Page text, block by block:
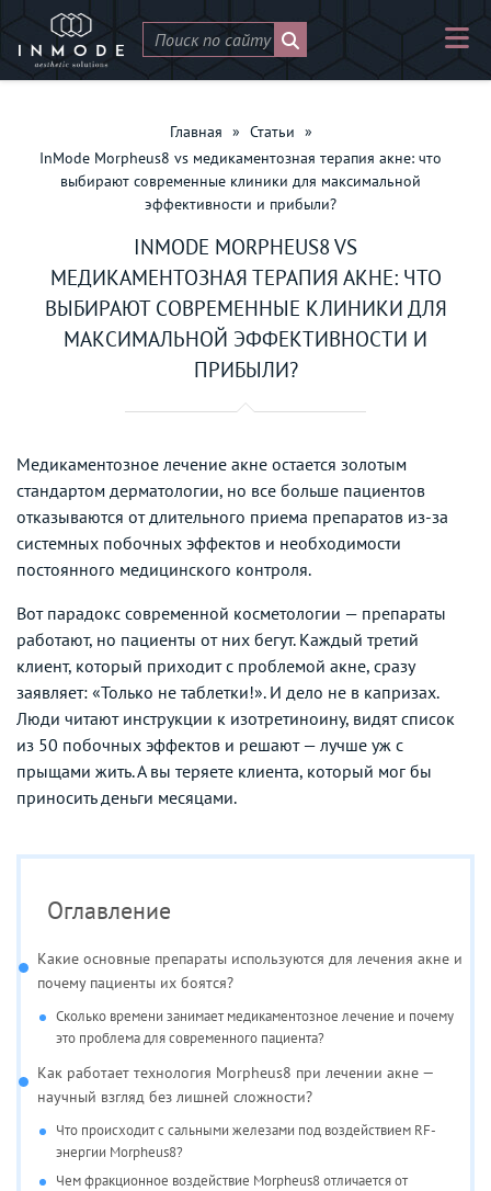
Главная » Статьи »
InMode Morpheus8 vs медикаментозная терапия акне: что
выбирают современные клиники для максимальной
эффективности и прибыли?
INMODE MORPHEUS8 VS
МЕДИКАМЕНТОЗНАЯ ТЕРАПИЯ АКНЕ: ЧТО
ВЫБИРАЮТ СОВРЕМЕННЫЕ КЛИНИКИ ДЛЯ
МАКСИМАЛЬНОЙ ЭФФЕКТИВНОСТИ И
ПРИБЫЛИ?
Медикаментозное лечение акне остается золотым
стандартом дерматологии, но все больше пациентов
отказываются от длительного приема препаратов из-за
системных побочных эффектов и необходимости
постоянного медицинского контроля.
Вот парадокс современной косметологии — препараты
работают, но пациенты от них бегут. Каждый третий
клиент, который приходит с проблемой акне, сразу
заявляет: «Только не таблетки!». И дело не в капризах.
Люди читают инструкции к изотретиноину, видят список
из 50 побочных эффектов и решают — лучше уж с
прыщами жить. А вы теряете клиента, который мог бы
приносить деньги месяцами.
Оглавление
Какие основные препараты используются для лечения акне и
почему пациенты их боятся?
Сколько времени занимает медикаментозное лечение и почему
это проблема для современного пациента?
Как работает технология Morpheus8 при лечении акне —
научный взгляд без лишней сложности?
Что происходит с сальными железами под воздействием RF-
энергии Morpheus8?
Чем фракционное воздействие Morpheus8 отличается от